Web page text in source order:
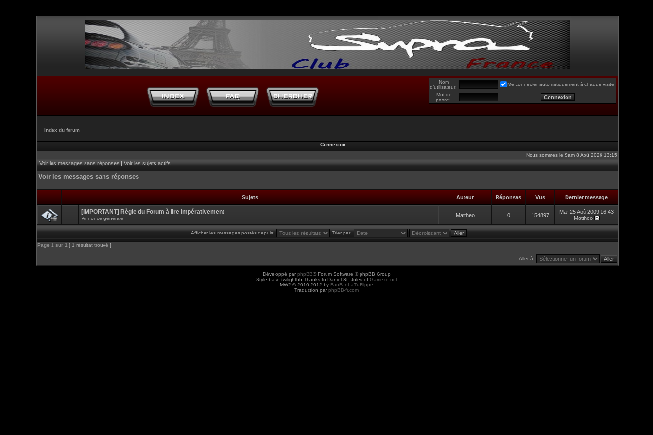
Nom
d’utilisateur:
Me connecter automatiquement à chaque visite
Mot de
passe:
Index du forum
Connexion
Nous sommes le Sam 8 Aoû 2026 13:15
Voir les messages sans réponses|Voir les sujets actifs
Voir les messages sans réponses
Sujets Auteur Réponses Vus Dernier message
[IMPORTANT] Règle du Forum à lire impérativement
Annonce générale
Mattheo 0 154897
Mar 25 Aoû 2009 16:43
Mattheo
Afficher les messages postés depuis: Trier par:
Page 1 sur 1 [ 1 résultat trouvé ]
Aller à:
Développé par phpBB® Forum Software © phpBB Group
Style base twilightbb Thanks to Daniel St. Jules of Gamexe.net
MW2 © 2010-2012 by FanFanLaTuFlippe
Traduction par phpBB-fr.com